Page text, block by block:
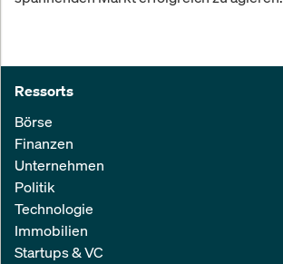
Ressorts
Börse
Finanzen
Unternehmen
Politik
Technologie
Immobilien
Startups & VC